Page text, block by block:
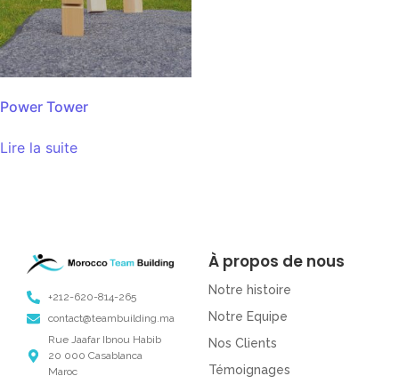
Power Tower
Lire la suite
+212-620-814-265
contact@teambuilding.ma
Rue Jaafar Ibnou Habib
20 000 Casablanca
Maroc
À propos de nous
Notre histoire
Notre Equipe
Nos Clients
Témoignages